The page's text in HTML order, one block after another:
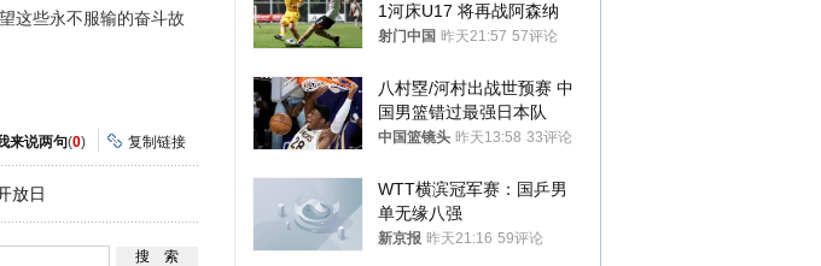
这些永不服输的奋斗故
来说两句(0) 复制链接
放日
1河床U17 将再战阿森纳
射门中国 昨天21:57 57评论
八村塁/河村出战世预赛 中
国男篮错过最强日本队
中国篮镜头 昨天13:58 33评论
WTT横滨冠军赛：国乒男
单无缘八强
新京报 昨天21:16 59评论